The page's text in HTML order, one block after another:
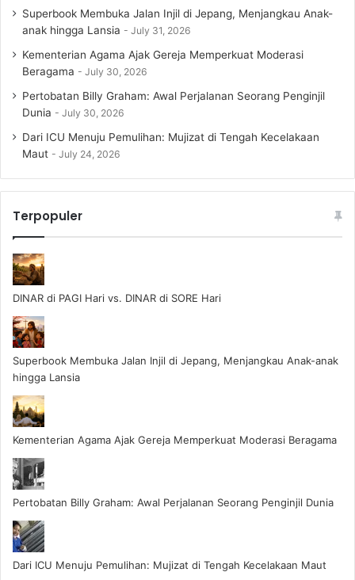
Superbook Membuka Jalan Injil di Jepang, Menjangkau Anak-
anak hingga Lansia
July 31, 2026
Kementerian Agama Ajak Gereja Memperkuat Moderasi
Beragama
July 30, 2026
Pertobatan Billy Graham: Awal Perjalanan Seorang Penginjil
Dunia
July 30, 2026
Dari ICU Menuju Pemulihan: Mujizat di Tengah Kecelakaan
Maut
July 24, 2026
Terpopuler
DINAR di PAGI Hari vs. DINAR di SORE Hari
Superbook Membuka Jalan Injil di Jepang, Menjangkau Anak-anak
hingga Lansia
Kementerian Agama Ajak Gereja Memperkuat Moderasi Beragama
Pertobatan Billy Graham: Awal Perjalanan Seorang Penginjil Dunia
Dari ICU Menuju Pemulihan: Mujizat di Tengah Kecelakaan Maut